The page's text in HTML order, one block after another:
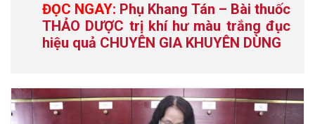
ĐỌC NGAY: Phụ Khang Tán – Bài thuốc
THẢO DƯỢC trị khí hư màu trắng đục
hiệu quả CHUYÊN GIA KHUYÊN DÙNG